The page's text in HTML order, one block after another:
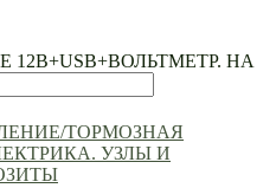
12В+USB+ВОЛЬТМЕТР. НА
ТОРМОЗНАЯ
УЗЛЫ И